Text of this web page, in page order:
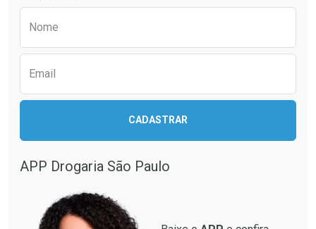
Nome
Email
CADASTRAR
APP Drogaria São Paulo